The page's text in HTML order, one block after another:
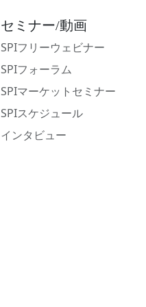
セミナー/動画
SPIフリーウェビナー
SPIフォーラム
SPIマーケットセミナー
SPIスケジュール
インタビュー